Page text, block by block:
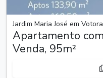
Jardim Maria José em
Apartamento
Venda, 95m²